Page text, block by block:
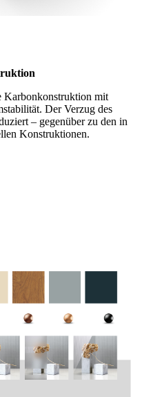
Karbonkonstruktion mit
Der Verzug des
– gegenüber zu den in
Konstruktionen.